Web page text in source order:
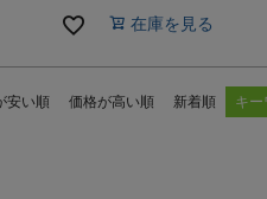
ローブ 軟式 内野手
MOGNR
在庫を見る
安い順 価格が高い順 新着順 キ